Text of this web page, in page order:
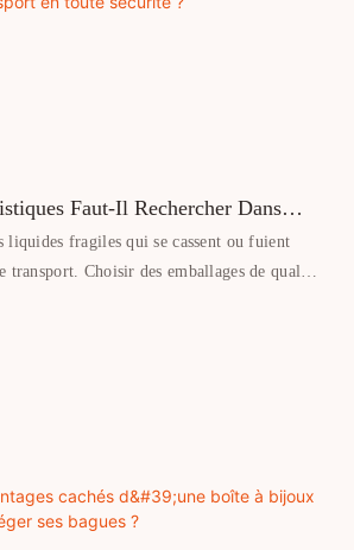
Faut-Il Rechercher Dans
Pour Un Transport En Toute
liquides fragiles qui se cassent ou fuient
transport. Choisir des emballages de qualité